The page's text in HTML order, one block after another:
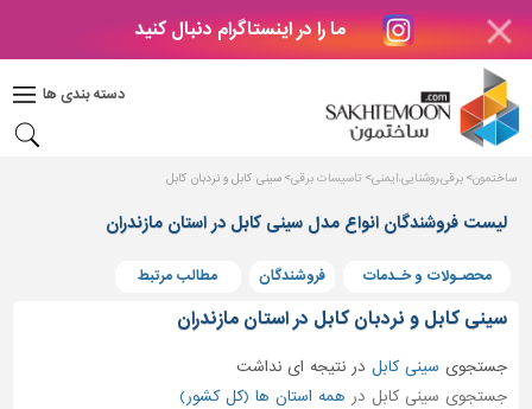
ما را در اینستاگرام دنبال کنید
دسته بندی ها
دکوراسیون
بتن
های
بتنی
و
پنجره
ساختمانی
ساختمون برقی،روشنایی،ایمنی تاسیسات برقی سینی کابل و نردبان کابل
لیست فروشندگان انواع مدل سینی کابل در استان مازندران
محصـولات و خـدمات فروشندگان مطالب مرتبط
سینی کابل و نردبان کابل در استان مازندران
جستجوی سینی کابل درنتیجه ای نداشت
جستجوی سینی کابل در همه استان ها (کل کشور)